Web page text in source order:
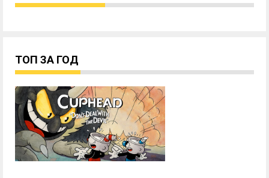
ТОП ЗА ГОД